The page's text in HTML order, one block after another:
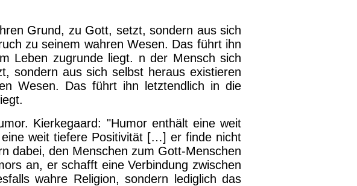
Grund, zu Gott, setzt, sondern aus sich
zu seinem wahren Wesen. Das führt ihn
Leben zugrunde liegt. n der Mensch sich
sondern aus sich selbst heraus existieren
Wesen. Das führt ihn letztendlich in die
Kierkegaard: "Humor enthält eine weit
weit tiefere Positivität […] er finde nicht
dabei, den Menschen zum Gott-Menschen
an, er schafft eine Verbindung zwischen
wahre Religion, sondern lediglich das